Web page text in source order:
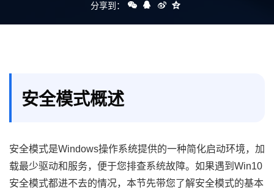
分享到：
安全模式概述
安全模式是Windows操作系统提供的一种简化启动环境，加
载最少驱动和服务，便于您排查系统故障。如果遇到Win10
安全模式都进不去的情况，本节先带您了解安全模式的基本